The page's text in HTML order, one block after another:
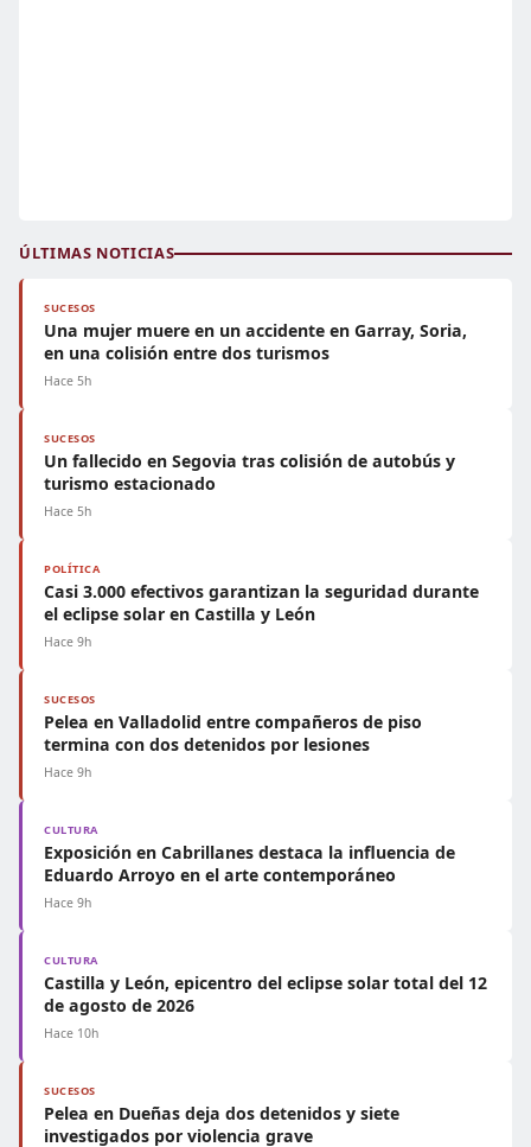
ÚLTIMAS NOTICIAS
SUCESOS
Una mujer muere en un accidente en Garray, Soria,
en una colisión entre dos turismos
Hace 5h
SUCESOS
Un fallecido en Segovia tras colisión de autobús y
turismo estacionado
Hace 5h
POLÍTICA
Casi 3.000 efectivos garantizan la seguridad durante
el eclipse solar en Castilla y León
Hace 9h
SUCESOS
Pelea en Valladolid entre compañeros de piso
termina con dos detenidos por lesiones
Hace 9h
CULTURA
Exposición en Cabrillanes destaca la influencia de
Eduardo Arroyo en el arte contemporáneo
Hace 9h
CULTURA
Castilla y León, epicentro del eclipse solar total del 12
de agosto de 2026
Hace 10h
SUCESOS
Pelea en Dueñas deja dos detenidos y siete
investigados por violencia grave